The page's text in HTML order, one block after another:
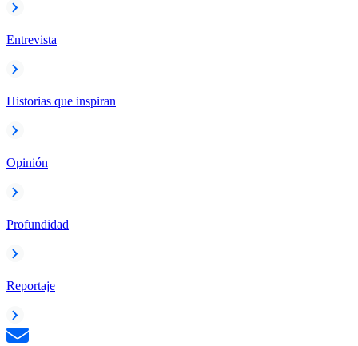
Entrevista
Historias que inspiran
Opinión
Profundidad
Reportaje